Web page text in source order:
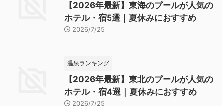
【2026年最新】東海のプールが人気の
ホテル・宿5選｜夏休みにおすすめ
2026/7/25
温泉ランキング
【2026年最新】東北のプールが人気の
ホテル・宿4選｜夏休みにおすすめ
2026/7/25